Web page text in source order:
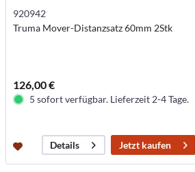
920942
Truma Mover-Distanzsatz 60mm 2Stk
126,00 €
5 sofort verfügbar. Lieferzeit 2-4 Tage.
Details Jetzt kaufen